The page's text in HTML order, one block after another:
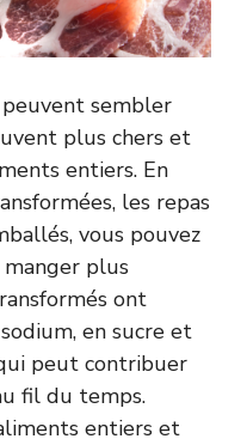
sembler
plus chers et
entiers. En
les repas
vous pouvez
plus
ont
en sucre et
peut contribuer
fil du temps.
entiers et